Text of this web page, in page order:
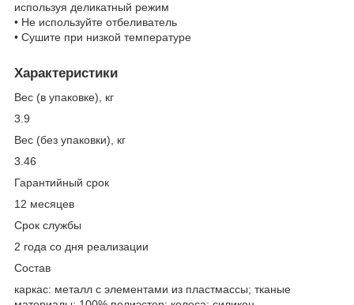
используя деликатный режим
• Не используйте отбеливатель
• Сушите при низкой температуре
Характеристики
Вес (в упаковке), кг
3.9
Вес (без упаковки), кг
3.46
Гарантийный срок
12 месяцев
Срок службы
2 года со дня реализации
Состав
каркас: металл с элементами из пластмассы; тканые